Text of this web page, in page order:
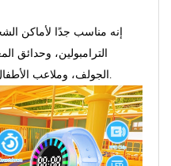
إنه مناسب جدًا لأماكن
الترامبولين، وحدائق
الجولف، وملاعب الأطفال، وقاعات الألعاب، وأروقة الألعاب.